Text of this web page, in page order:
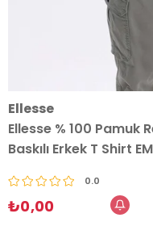
Ellesse
Ellesse % 100 Pamuk
Baskılı Erkek T Shirt
0.0
₺0,00